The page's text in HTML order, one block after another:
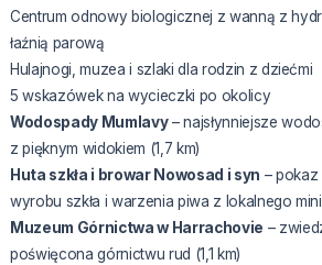
Centrum odnowy biologicznej z wanną z
łaźnią parową
Hulajnogi, muzea i szlaki dla rodzin z dziećmi
5 wskazówek na wycieczki po okolicy
Wodospady Mumlavy– najsłynniejsze
z pięknym widokiem (1,7 km)
Huta szkła i browar Nowosad i syn –
wyrobu szkła i warzenia piwa z lokalnego
Muzeum Górnictwa w Harrachovie –
poświęcona górnictwu rud (1,1 km)